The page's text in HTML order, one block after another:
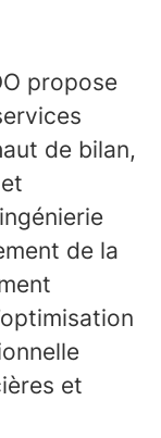
propose
de bilan,
de la
et